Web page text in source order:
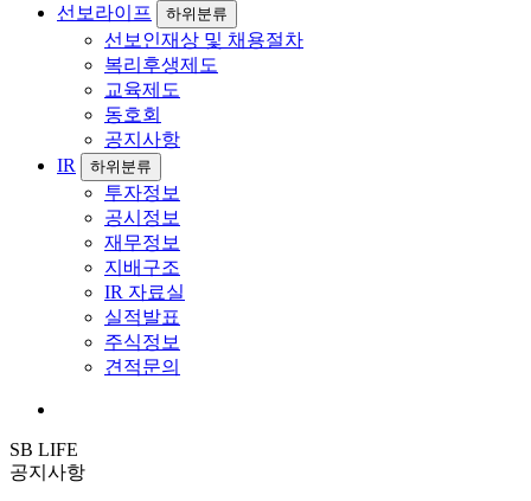
선보라이프
하위분류
선보인재상 및 채용절차
복리후생제도
교육제도
동호회
공지사항
IR
하위분류
투자정보
공시정보
재무정보
지배구조
IR 자료실
실적발표
주식정보
견적문의
SB LIFE
공지사항